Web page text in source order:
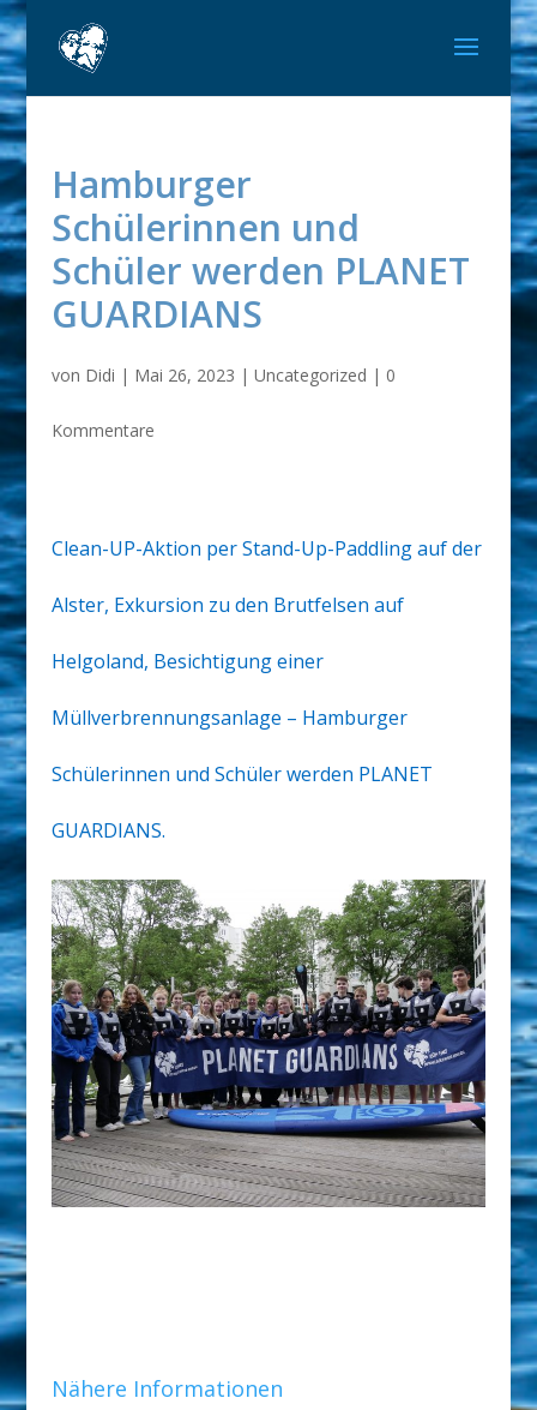
Hamburger
Schülerinnen und
Schüler werden PLANET
GUARDIANS
von Didi | Mai 26, 2023 | Uncategorized | 0
Kommentare
Clean-UP-Aktion per Stand-Up-Paddling auf der
Alster, Exkursion zu den Brutfelsen auf
Helgoland, Besichtigung einer
Müllverbrennungsanlage – Hamburger
Schülerinnen und Schüler werden PLANET
GUARDIANS.
Nähere Informationen